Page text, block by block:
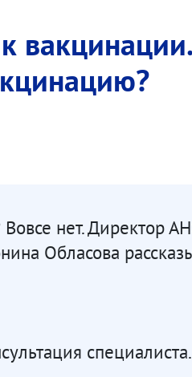
нет. Директор
Обласова
специалиста.